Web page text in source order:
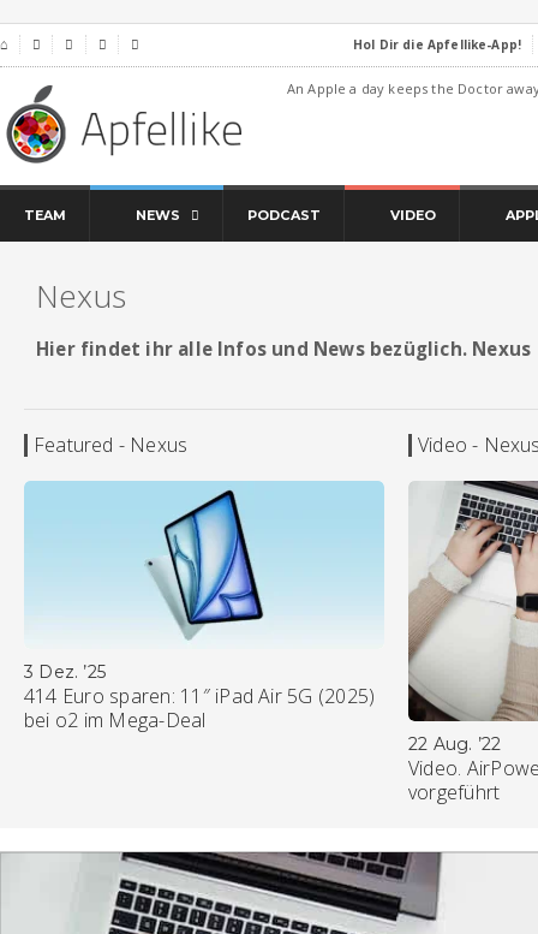
⌂     Hol Dir die Apfellike-App!
An Apple a day keeps the Doctor
TEAM NEWS PODCAST VIDEO
Nexus
Hier findet ihr alle Infos und News bezüglich. Nexus
Featured - Nexus
3 Dez. ’25
414 Euro sparen: 11″ iPad Air 5G (2025)
bei o2 im Mega-Deal
Video -
22 Aug. ’22
Video.
vorgeführt